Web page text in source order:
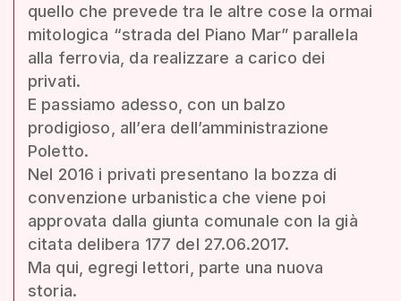
quello che prevede tra le altre cose la ormai
mitologica “strada del Piano Mar” parallela
alla ferrovia, da realizzare a carico dei
privati.
E passiamo adesso, con un balzo
prodigioso, all’era dell’amministrazione
Poletto.
Nel 2016 i privati presentano la bozza di
convenzione urbanistica che viene poi
approvata dalla giunta comunale con la già
citata delibera 177 del 27.06.2017.
Ma qui, egregi lettori, parte una nuova
storia.